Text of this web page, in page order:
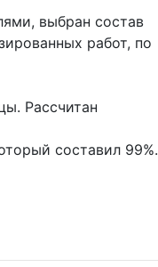
выбран состав
работ, по
Рассчитан
составил 99%.